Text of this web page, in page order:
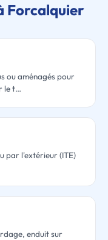
Forcalquier
ou aménagés pour
le t…
par l'extérieur (ITE)
enduit sur